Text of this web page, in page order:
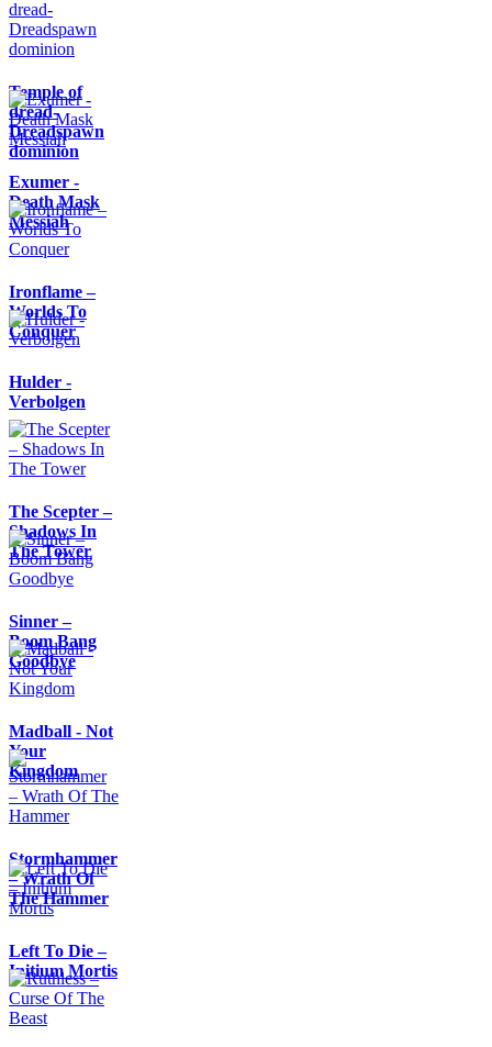
Temple of
dread-
Dreadspawn
dominion
Exumer -
Death Mask
Messiah
Ironflame –
Worlds To
Conquer
Hulder -
Verbolgen
The Scepter –
Shadows In
The Tower
Sinner –
Boom Bang
Goodbye
Madball - Not
Your
Kingdom
Stormhammer
– Wrath Of
The Hammer
Left To Die –
Initium Mortis